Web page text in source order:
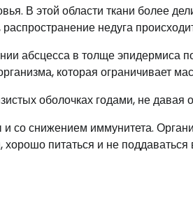
В этой области ткани более
недуга
абсцесса в толще эпидермиса
которая ограничивает
оболочках годами, не давая
со снижением иммунитета.
питаться и не